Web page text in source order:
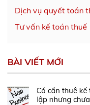
Dịch vụ quyết toán
Tư vấn kế toán thuế
BÀI VIẾT MỚI
Có cần thuê
lập nhưng